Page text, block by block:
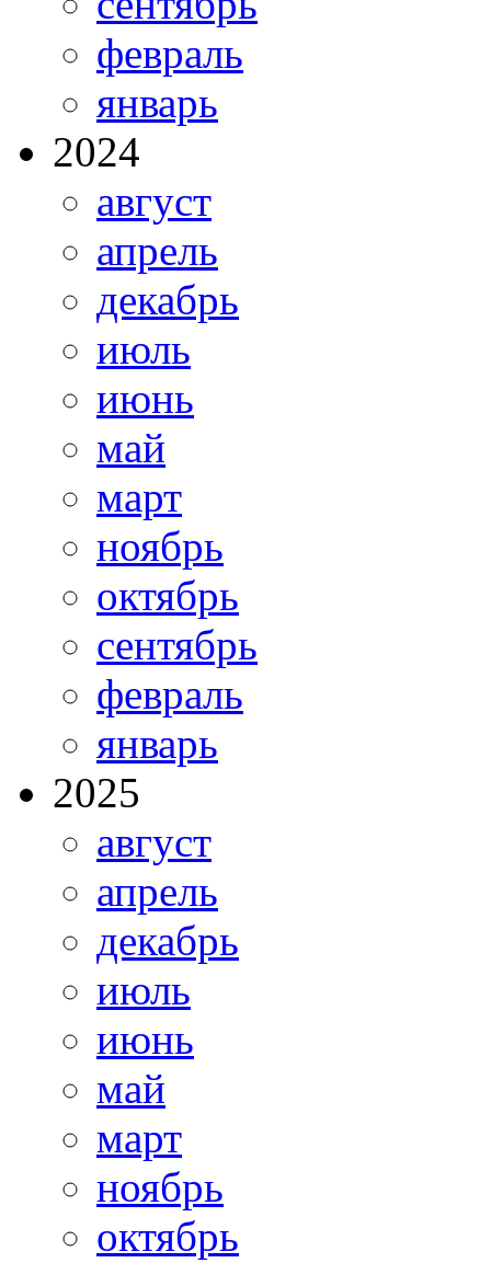
февраль
январь
2024
август
апрель
декабрь
июль
июнь
май
март
ноябрь
октябрь
сентябрь
февраль
январь
2025
август
апрель
декабрь
июль
июнь
май
март
ноябрь
октябрь